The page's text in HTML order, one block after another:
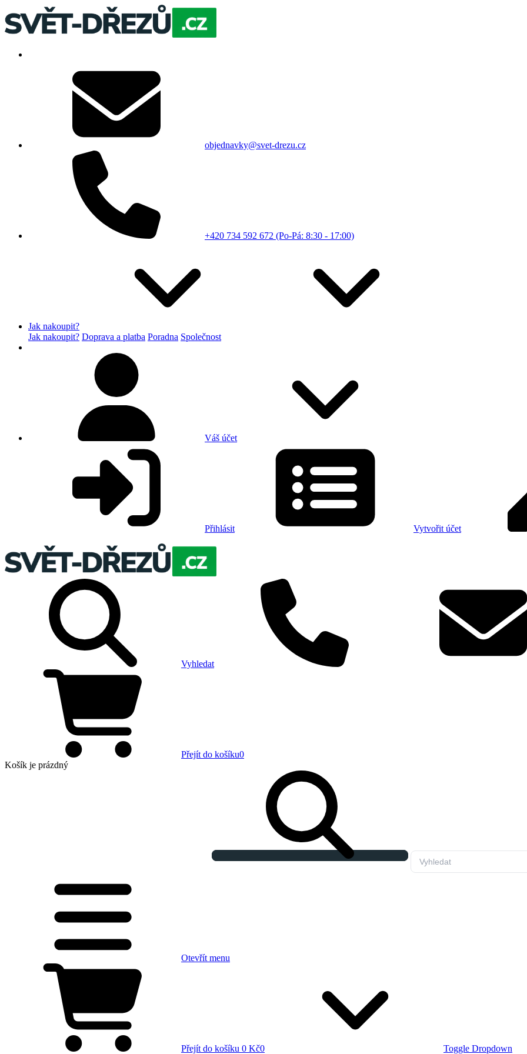
objednavky@svet-drezu.cz
+420 734 592 672 (Po-Pá: 8:30 - 17:00)
Jak nakoupit?
Jak nakoupit? Doprava a platba Poradna Společnost
Váš účet
Přihlásit Vytvořit účet
Vyhledat
Přejít do košíku0
Košík je prázdný
Otevřít menu
Přejít do košíku 0 Kč0
Toggle Dropdown